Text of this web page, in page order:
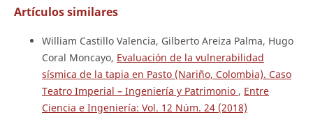
Artículos similares
William Castillo Valencia, Gilberto Areiza Palma, Hugo
Coral Moncayo, Evaluación de la vulnerabilidad
sísmica de la tapia en Pasto (Nariño, Colombia). Caso
Teatro Imperial – Ingeniería y Patrimonio , Entre
Ciencia e Ingeniería: Vol. 12 Núm. 24 (2018)